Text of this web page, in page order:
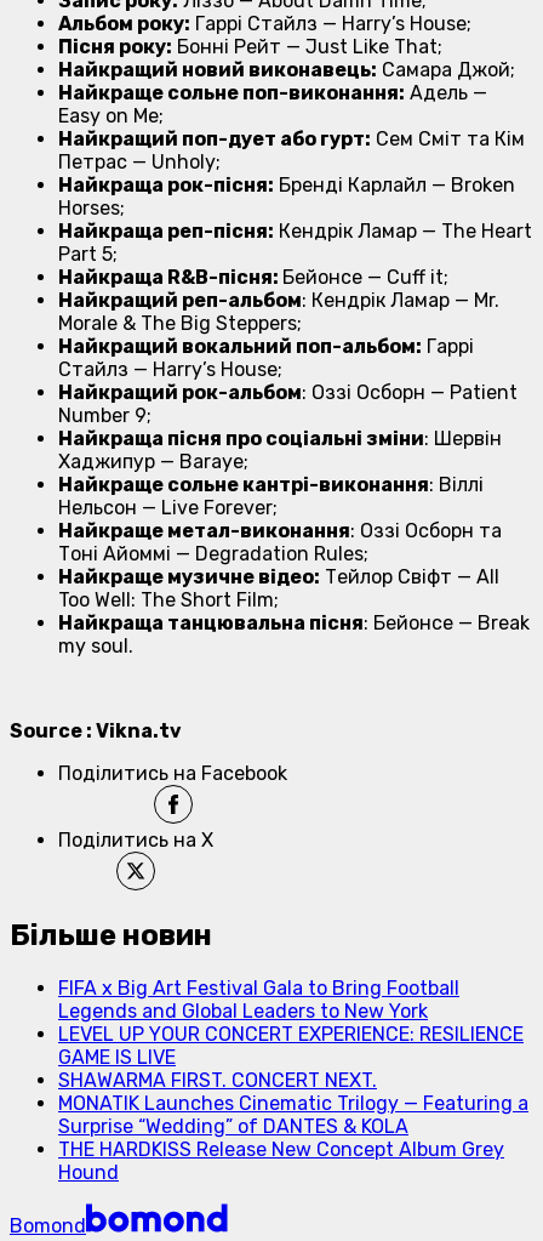
Альбом року: Гаррі Стайлз — Harry’s House;
Пісня року: Бонні Рейт — Just Like That;
Найкращий новий виконавець: Самара Джой;
Найкраще сольне поп-виконання: Адель —
Easy on Me;
Найкращий поп-дует або гурт: Сем Сміт та Кім
Петрас — Unholy;
Найкраща рок-пісня: Бренді Карлайл — Broken
Horses;
Найкраща реп-пісня: Кендрік Ламар — The Heart
Part 5;
Найкраща R&B-пісня: Бейонсе — Cuff it;
Найкращий реп-альбом: Кендрік Ламар — Mr.
Morale & The Big Steppers;
Найкращий вокальний поп-альбом: Гаррі
Стайлз — Harry’s House;
Найкращий рок-альбом: Оззі Осборн — Patient
Number 9;
Найкраща пісня про соціальні зміни: Шервін
Хаджипур — Baraye;
Найкраще сольне кантрі-виконання: Віллі
Нельсон — Live Forever;
Найкраще метал-виконання: Оззі Осборн та
Тоні Айоммі — Degradation Rules;
Найкраще музичне відео: Тейлор Свіфт — All
Too Well: The Short Film;
Найкраща танцювальна пісня: Бейонсе — Break
my soul.
Source : Vikna.tv
Поділитись на Facebook
Поділитись на X
Більше новин
FIFA x Big Art Festival Gala to Bring Football
Legends and Global Leaders to New York
LEVEL UP YOUR CONCERT EXPERIENCE: RESILIENCE
GAME IS LIVE
SHAWARMA FIRST. CONCERT NEXT.
MONATIK Launches Cinematic Trilogy — Featuring a
Surprise “Wedding” of DANTES & KOLA
THE HARDKISS Release New Concept Album Grey
Hound
Bomond